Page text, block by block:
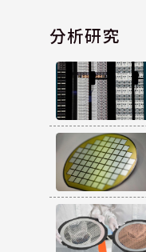
分析研究